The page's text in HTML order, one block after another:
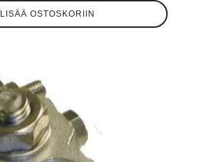
LISÄÄ OSTOSKORIIN